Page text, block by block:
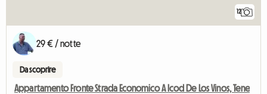
12
29 € / notte
Da scoprire
Appartamento Fronte Strada Economico A Icod De Los Vinos, Tene